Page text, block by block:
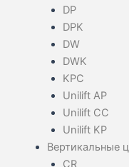
DP
DPK
DW
DWK
KPC
Unilift AP
Unilift CC
Unilift KP
Вертикальные
CR